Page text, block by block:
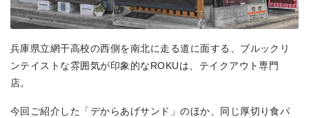
兵庫県立網干高校の西側を南北に走る道に面する、ブルックリ
ンテイストな雰囲気が印象的なROKUは、テイクアウト専門
店。
今回ご紹介した「デからあげサンド」のほか、同じ厚切り食パ